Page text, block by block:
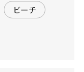
ビーチ